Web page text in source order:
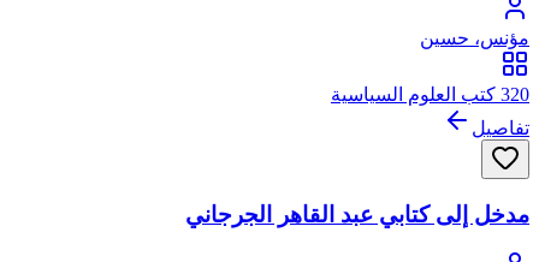
مؤنس، حسين
320 كتب العلوم السياسية
تفاصيل
مدخل إلى كتابي عبد القاهر الجرجاني